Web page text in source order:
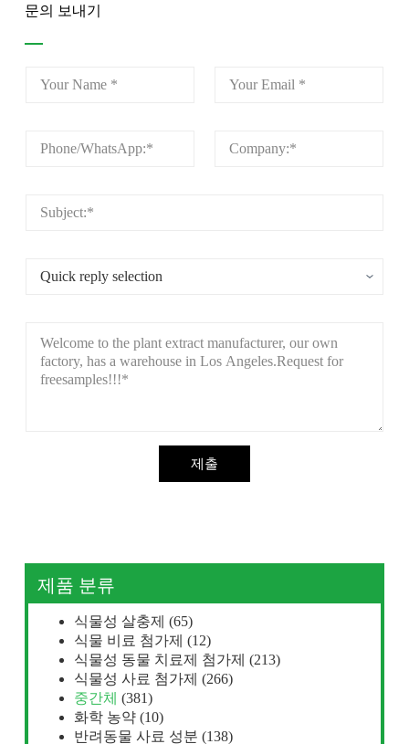
문의 보내기
제출
제품 분류
식물성 살충제 (65)
식물 비료 첨가제 (12)
식물성 동물 치료제 첨가제 (213)
식물성 사료 첨가제 (266)
중간체 (381)
화학 농약 (10)
반려동물 사료 성분 (138)